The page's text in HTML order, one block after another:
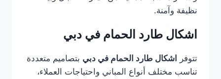
نظيفة وآمنة.
اشكال طارد الحمام في دبي
تتوفر اشكال طارد الحمام في دبي بتصاميم متعددة
تناسب مختلف أنواع المباني واحتياجات العملاء،